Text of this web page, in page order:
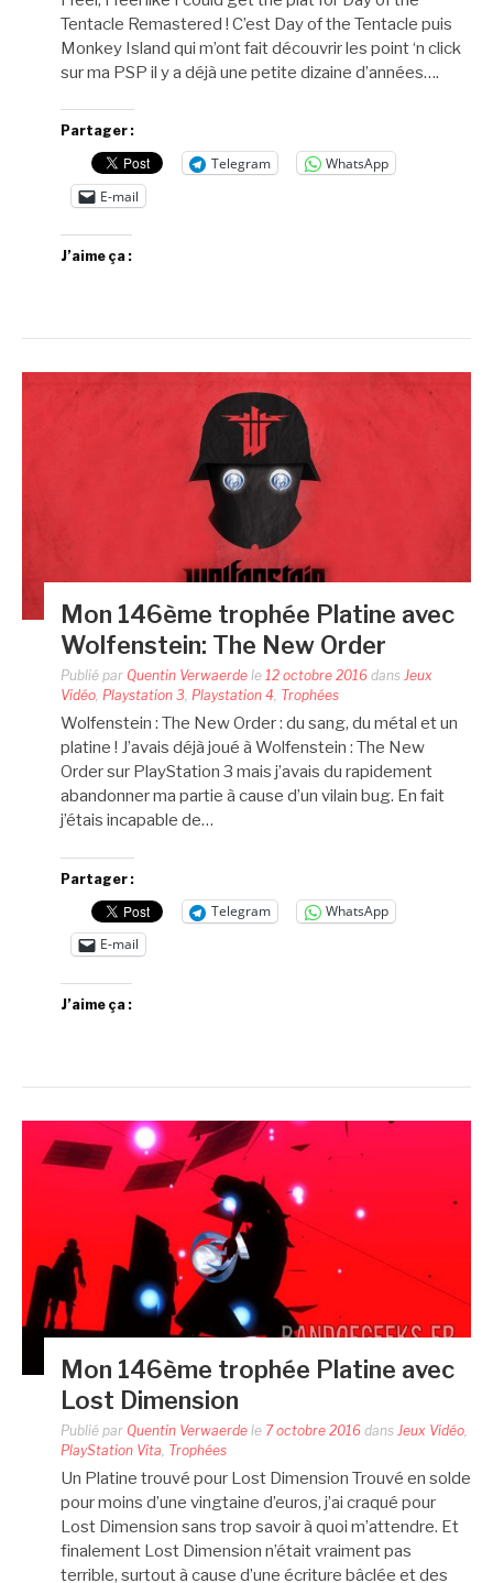
Tentacle Remastered ! C’est Day of the Tentacle puis
Monkey Island qui m’ont fait découvrir les point ‘n click
sur ma PSP il y a déjà une petite dizaine d’années….
Partager :
Telegram
WhatsApp
E-mail
J’aime ça :
Mon 146ème trophée Platine avec
Wolfenstein: The New Order
Publié par Quentin Verwaerde le 12 octobre 2016 dans Jeux
Vidéo, Playstation 3, Playstation 4, Trophées
Wolfenstein : The New Order : du sang, du métal et un
platine ! J’avais déjà joué à Wolfenstein : The New
Order sur PlayStation 3 mais j’avais du rapidement
abandonner ma partie à cause d’un vilain bug. En fait
j’étais incapable de…
Partager :
Telegram
WhatsApp
E-mail
J’aime ça :
Mon 146ème trophée Platine avec
Lost Dimension
Publié par Quentin Verwaerde le 7 octobre 2016 dans Jeux Vidéo,
PlayStation Vita, Trophées
Un Platine trouvé pour Lost Dimension Trouvé en solde
pour moins d’une vingtaine d’euros, j’ai craqué pour
Lost Dimension sans trop savoir à quoi m’attendre. Et
finalement Lost Dimension n’était vraiment pas
terrible, surtout à cause d’une écriture bâclée et des